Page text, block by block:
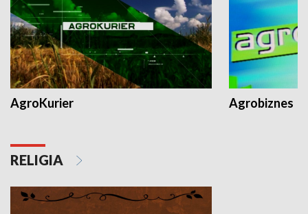
AgroKurier Agrobiznes
RELIGIA